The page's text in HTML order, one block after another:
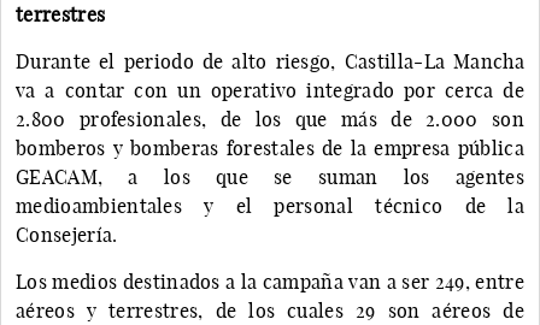
terrestres
Durante el periodo de alto riesgo, Castilla-La Mancha
va a contar con un operativo integrado por cerca de
2.800 profesionales, de los que más de 2.000 son
bomberos y bomberas forestales de la empresa pública
GEACAM, a los que se suman los agentes
medioambientales y el personal técnico de la
Consejería.
Los medios destinados a la campaña van a ser 249, entre
aéreos y terrestres, de los cuales 29 son aéreos de